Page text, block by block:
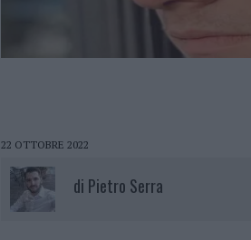
22 OTTOBRE 2022
di Pietro Serra